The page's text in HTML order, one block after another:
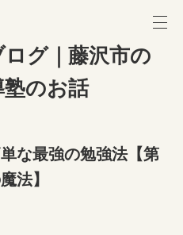
ログ｜藤沢市の
のお話
な最強の勉強法【第
法】